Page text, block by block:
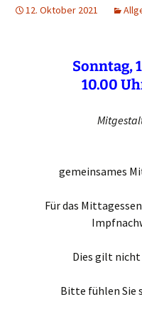
12. Oktober 2021
Sonntag,
10.00
gemeinsames
Für das
Dies gilt
Bitte fühlen Sie